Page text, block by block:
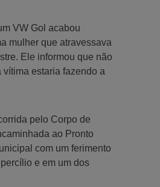
VW Gol acabou
mulher que atravessava
Ele informou que não
vítima estaria fazendo a
pelo Corpo de
ao Pronto
com um ferimento
e em um dos